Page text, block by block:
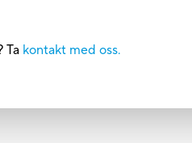
Ta kontakt med oss.